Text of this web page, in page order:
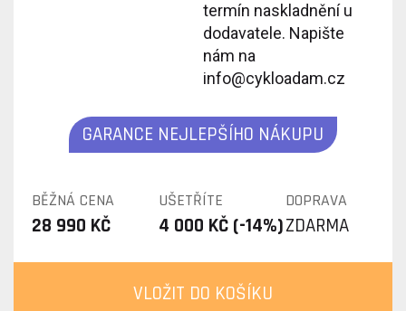
termín naskladnění u
dodavatele. Napište
nám na
info@cykloadam.cz
GARANCE NEJLEPŠÍHO NÁKUPU
BĚŽNÁ CENA UŠETŘÍTE DOPRAVA
28 990 KČ 4 000 KČ (-14%)ZDARMA
VLOŽIT DO KOŠÍKU